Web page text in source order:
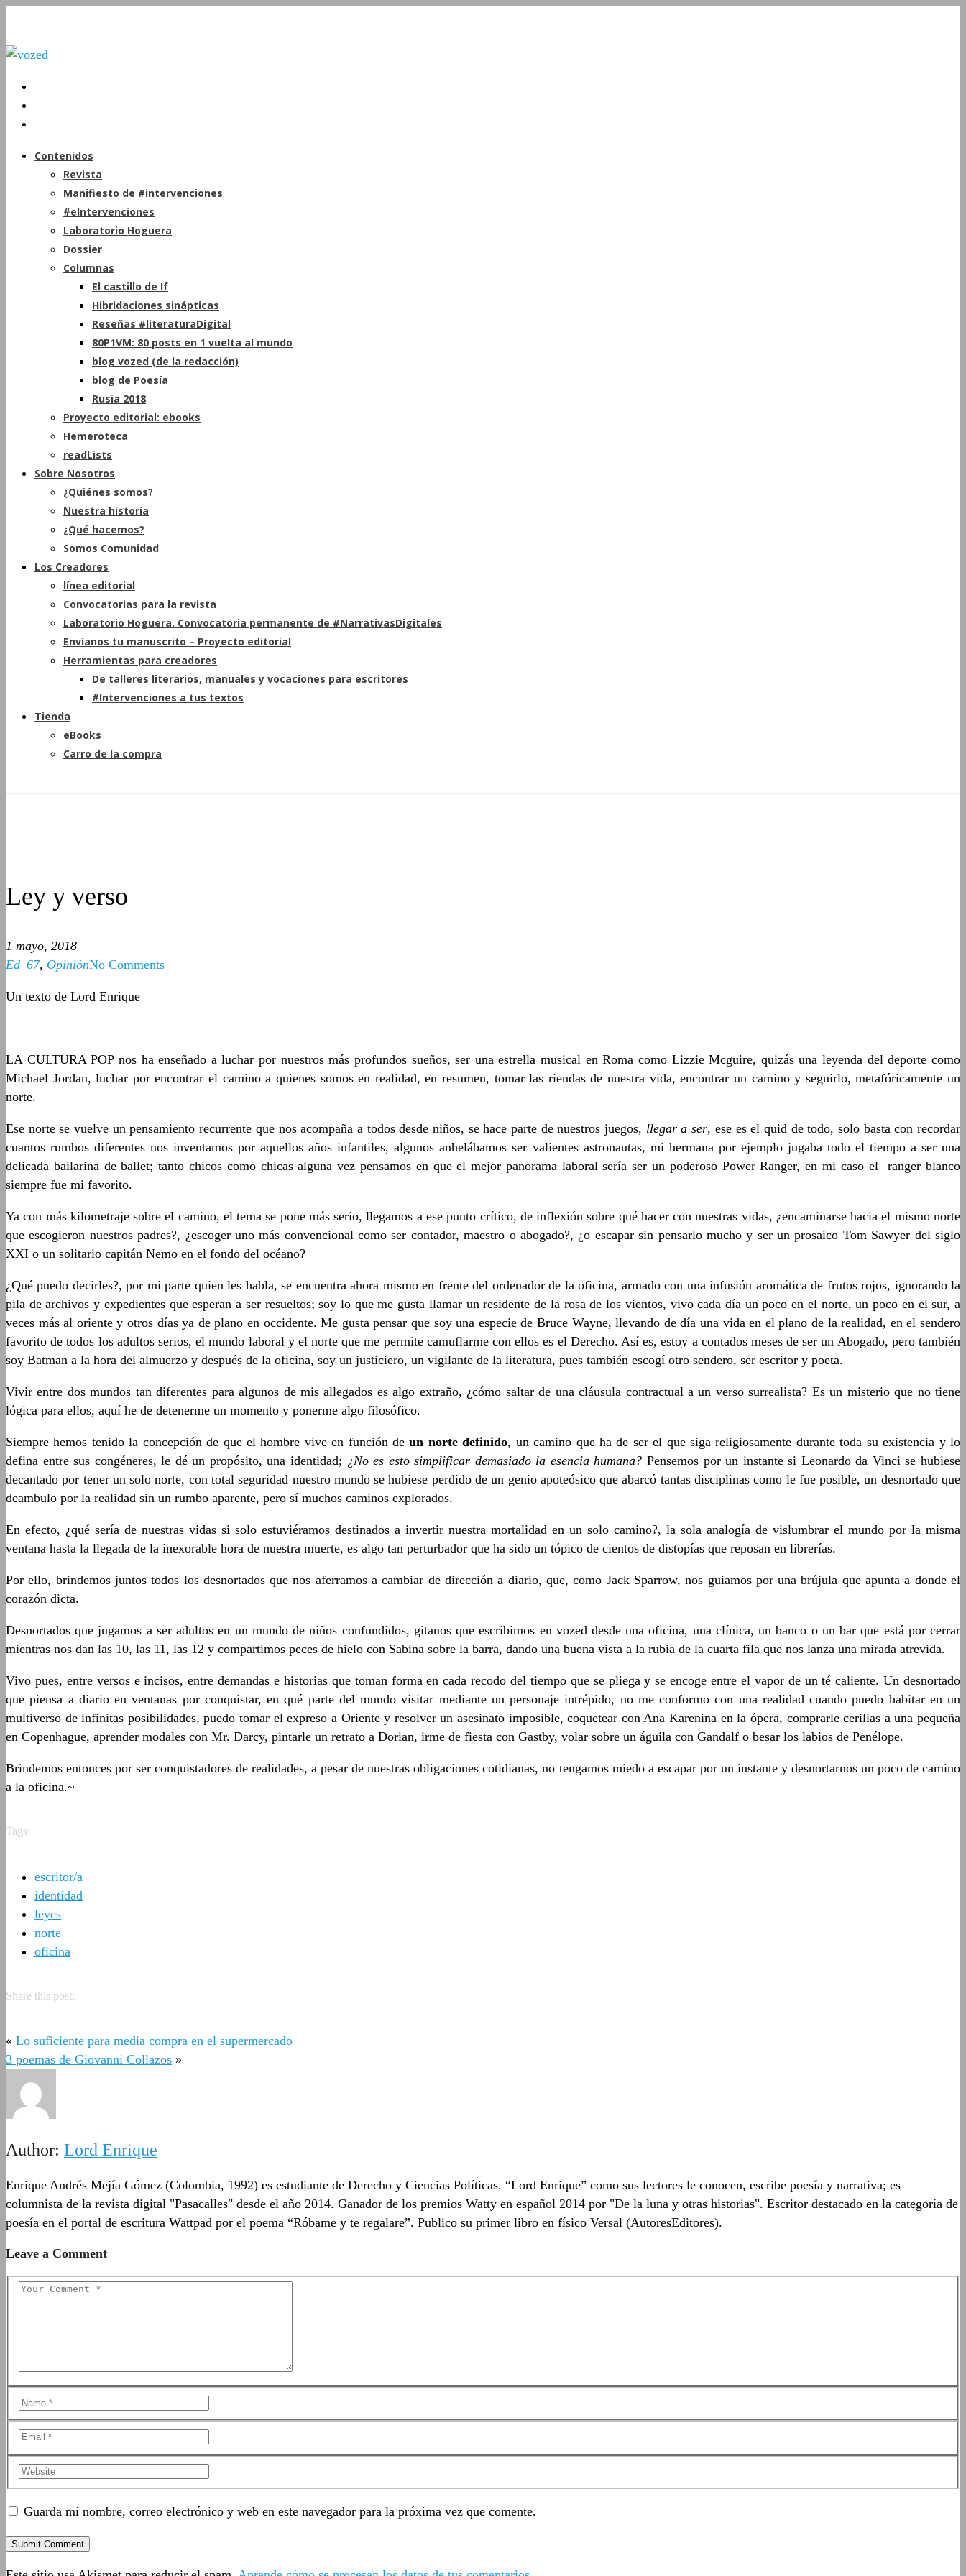
Contenidos
Revista
Manifiesto de #intervenciones
#eIntervenciones
Laboratorio Hoguera
Dossier
Columnas
El castillo de If
Hibridaciones sinápticas
Reseñas #literaturaDigital
80P1VM: 80 posts en 1 vuelta al mundo
blog vozed (de la redacción)
blog de Poesía
Rusia 2018
Proyecto editorial: ebooks
Hemeroteca
readLists
Sobre Nosotros
¿Quiénes somos?
Nuestra historia
¿Qué hacemos?
Somos Comunidad
Los Creadores
línea editorial
Convocatorias para la revista
Laboratorio Hoguera. Convocatoria permanente de #NarrativasDigitales
Envíanos tu manuscrito – Proyecto editorial
Herramientas para creadores
De talleres literarios, manuales y vocaciones para escritores
#Intervenciones a tus textos
Tienda
eBooks
Carro de la compra
Ley y verso
1 mayo, 2018
Ed_67, OpiniónNo Comments
Un texto de Lord Enrique
LA CULTURA POP nos ha enseñado a luchar por nuestros más profundos sueños, ser una estrella musical en Roma como Lizzie Mcguire, quizás una leyenda del deporte como
Michael Jordan, luchar por encontrar el camino a quienes somos en realidad, en resumen, tomar las riendas de nuestra vida, encontrar un camino y seguirlo, metafóricamente un
norte.
Ese norte se vuelve un pensamiento recurrente que nos acompaña a todos desde niños, se hace parte de nuestros juegos, llegar a ser, ese es el quid de todo, solo basta con recordar
cuantos rumbos diferentes nos inventamos por aquellos años infantiles, algunos anhelábamos ser valientes astronautas, mi hermana por ejemplo jugaba todo el tiempo a ser una
delicada bailarina de ballet; tanto chicos como chicas alguna vez pensamos en que el mejor panorama laboral sería ser un poderoso Power Ranger, en mi caso el ranger blanco
siempre fue mi favorito.
Ya con más kilometraje sobre el camino, el tema se pone más serio, llegamos a ese punto crítico, de inflexión sobre qué hacer con nuestras vidas, ¿encaminarse hacia el mismo norte
que escogieron nuestros padres?, ¿escoger uno más convencional como ser contador, maestro o abogado?, ¿o escapar sin pensarlo mucho y ser un prosaico Tom Sawyer del siglo
XXI o un solitario capitán Nemo en el fondo del océano?
¿Qué puedo decirles?, por mi parte quien les habla, se encuentra ahora mismo en frente del ordenador de la oficina, armado con una infusión aromática de frutos rojos, ignorando la
pila de archivos y expedientes que esperan a ser resueltos; soy lo que me gusta llamar un residente de la rosa de los vientos, vivo cada día un poco en el norte, un poco en el sur, a
veces más al oriente y otros días ya de plano en occidente. Me gusta pensar que soy una especie de Bruce Wayne, llevando de día una vida en el plano de la realidad, en el sendero
favorito de todos los adultos serios, el mundo laboral y el norte que me permite camuflarme con ellos es el Derecho. Así es, estoy a contados meses de ser un Abogado, pero también
soy Batman a la hora del almuerzo y después de la oficina, soy un justiciero, un vigilante de la literatura, pues también escogí otro sendero, ser escritor y poeta.
Vivir entre dos mundos tan diferentes para algunos de mis allegados es algo extraño, ¿cómo saltar de una cláusula contractual a un verso surrealista? Es un misterio que no tiene
lógica para ellos, aquí he de detenerme un momento y ponerme algo filosófico.
Siempre hemos tenido la concepción de que el hombre vive en función deun norte definido, un camino que ha de ser el que siga religiosamente durante toda su existencia y lo
defina entre sus congéneres, le dé un propósito, una identidad; ¿No es esto simplificar demasiado la esencia humana? Pensemos por un instante si Leonardo da Vinci se hubiese
decantado por tener un solo norte, con total seguridad nuestro mundo se hubiese perdido de un genio apoteósico que abarcó tantas disciplinas como le fue posible, un desnortado que
deambulo por la realidad sin un rumbo aparente, pero sí muchos caminos explorados.
En efecto, ¿qué sería de nuestras vidas si solo estuviéramos destinados a invertir nuestra mortalidad en un solo camino?, la sola analogía de vislumbrar el mundo por la misma
ventana hasta la llegada de la inexorable hora de nuestra muerte, es algo tan perturbador que ha sido un tópico de cientos de distopías que reposan en librerías.
Por ello, brindemos juntos todos los desnortados que nos aferramos a cambiar de dirección a diario, que, como Jack Sparrow, nos guiamos por una brújula que apunta a donde el
corazón dicta.
Desnortados que jugamos a ser adultos en un mundo de niños confundidos, gitanos que escribimos en vozed desde una oficina, una clínica, un banco o un bar que está por cerrar
mientras nos dan las 10, las 11, las 12 y compartimos peces de hielo con Sabina sobre la barra, dando una buena vista a la rubia de la cuarta fila que nos lanza una mirada atrevida.
Vivo pues, entre versos e incisos, entre demandas e historias que toman forma en cada recodo del tiempo que se pliega y se encoge entre el vapor de un té caliente. Un desnortado
que piensa a diario en ventanas por conquistar, en qué parte del mundo visitar mediante un personaje intrépido, no me conformo con una realidad cuando puedo habitar en un
multiverso de infinitas posibilidades, puedo tomar el expreso a Oriente y resolver un asesinato imposible, coquetear con Ana Karenina en la ópera, comprarle cerillas a una pequeña
en Copenhague, aprender modales con Mr. Darcy, pintarle un retrato a Dorian, irme de fiesta con Gastby, volar sobre un águila con Gandalf o besar los labios de Penélope.
Brindemos entonces por ser conquistadores de realidades, a pesar de nuestras obligaciones cotidianas, no tengamos miedo a escapar por un instante y desnortarnos un poco de camino
a la oficina.~
Tags:
escritor/a
identidad
leyes
norte
oficina
Share this post:
« Lo suficiente para media compra en el supermercado
3 poemas de Giovanni Collazos »
Author: Lord Enrique
Enrique Andrés Mejía Gómez (Colombia, 1992) es estudiante de Derecho y Ciencias Políticas. “Lord Enrique” como sus lectores le conocen, escribe poesía y narrativa; es
columnista de la revista digital "Pasacalles" desde el año 2014. Ganador de los premios Watty en español 2014 por "De la luna y otras historias". Escritor destacado en la categoría de
poesía en el portal de escritura Wattpad por el poema “Róbame y te regalare”. Publico su primer libro en físico Versal (AutoresEditores).
Leave a Comment
Guarda mi nombre, correo electrónico y web en este navegador para la próxima vez que comente.